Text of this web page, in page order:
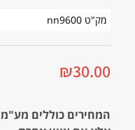
מק"ט nn9600
₪30.00
המחירים כוללים מע"מ